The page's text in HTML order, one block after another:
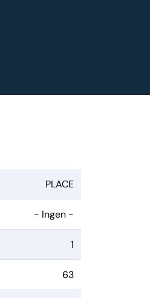
PLACE
- Ingen -
1
63